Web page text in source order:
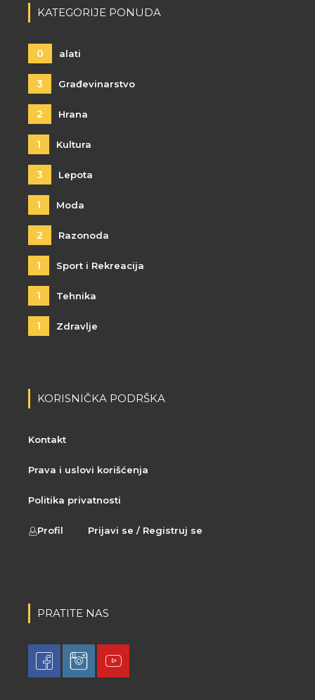
KATEGORIJE PONUDA
0 alati
3 Građevinarstvo
2 Hrana
1 Kultura
3 Lepota
1 Moda
2 Razonoda
1 Sport i Rekreacija
1 Tehnika
1 Zdravlje
KORISNIČKA PODRŠKA
Kontakt
Prava i uslovi korišćenja
Politika privatnosti
Profil Prijavi se / Registruj se
PRATITE NAS